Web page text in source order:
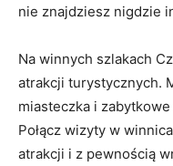
nie znajdziesz nigdzie‍
Na winnych szlakach
atrakcji turystycznych.
miasteczka‍ i
‌Połącz wizyty w
⁢atrakcji i z ‌pewnością